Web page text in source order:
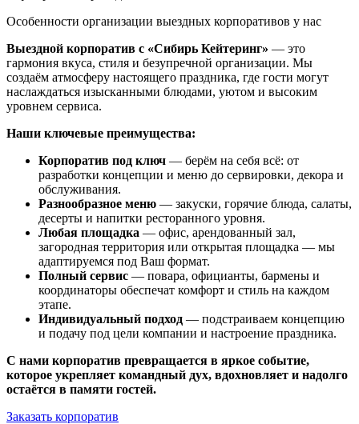
Особенности организации выездных корпоративов у нас
Выездной корпоратив с «Сибирь Кейтеринг» — это
гармония вкуса, стиля и безупречной организации. Мы
создаём атмосферу настоящего праздника, где гости могут
наслаждаться изысканными блюдами, уютом и высоким
уровнем сервиса.
Наши ключевые преимущества:
Корпоратив под ключ — берём на себя всё: от
разработки концепции и меню до сервировки, декора и
обслуживания.
Разнообразное меню — закуски, горячие блюда, салаты,
десерты и напитки ресторанного уровня.
Любая площадка — офис, арендованный зал,
загородная территория или открытая площадка — мы
адаптируемся под Ваш формат.
Полный сервис — повара, официанты, бармены и
координаторы обеспечат комфорт и стиль на каждом
этапе.
Индивидуальный подход — подстраиваем концепцию
и подачу под цели компании и настроение праздника.
С нами корпоратив превращается в яркое событие,
которое укрепляет командный дух, вдохновляет и надолго
остаётся в памяти гостей.
Заказать корпоратив